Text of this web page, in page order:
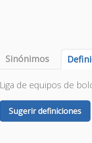
Sinónimos
Liga de equipos de
Sugerir definiciones